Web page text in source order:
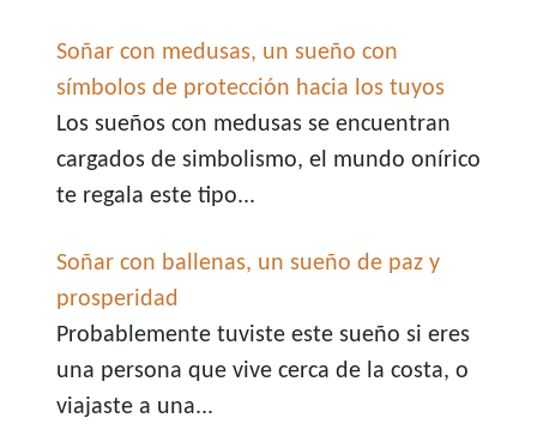
Soñar con medusas, un sueño con
símbolos de protección hacia los tuyos
Los sueños con medusas se encuentran
cargados de simbolismo, el mundo onírico
te regala este tipo...
Soñar con ballenas, un sueño de paz y
prosperidad
Probablemente tuviste este sueño si eres
una persona que vive cerca de la costa, o
viajaste a una...